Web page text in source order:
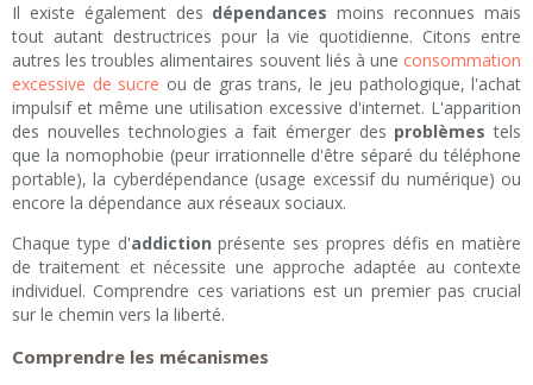
Il existe également des dépendances moins reconnues mais
tout autant destructrices pour la vie quotidienne. Citons entre
autres les troubles alimentaires souvent liés à une consommation
excessive de sucre ou de gras trans, le jeu pathologique, l'achat
impulsif et même une utilisation excessive d'internet. L'apparition
des nouvelles technologies a fait émerger des problèmes tels
que la nomophobie (peur irrationnelle d'être séparé du téléphone
portable), la cyberdépendance (usage excessif du numérique) ou
encore la dépendance aux réseaux sociaux.
Chaque type d'addiction présente ses propres défis en matière
de traitement et nécessite une approche adaptée au contexte
individuel. Comprendre ces variations est un premier pas crucial
sur le chemin vers la liberté.
Comprendre les mécanismes